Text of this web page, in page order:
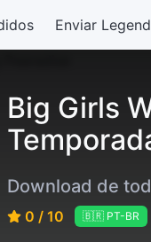
Enviar
Big Girls
Download de
0 / 10 🇧🇷 PT-BR